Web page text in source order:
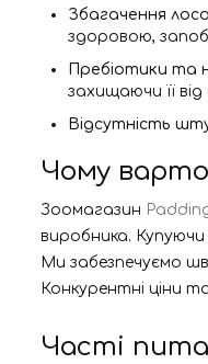
Збагачення
здоровою,
Пребіотики та
захищаючи її
Відсутність
Чому
Зоомагазин
виробника. Купуючи
Ми забезпечуємо
Конкурентні ціни
Часті